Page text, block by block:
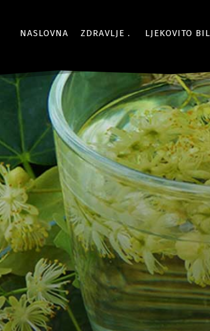
NASLOVNA ZDRAVLJE LJEKOVITO